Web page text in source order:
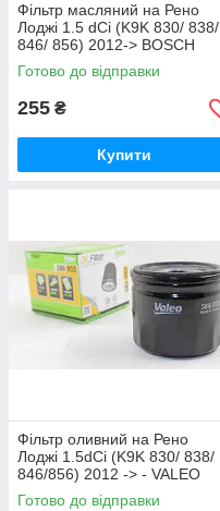
Фільтр масляний на Рено
Лоджі 1.5 dCi (K9K 830/ 838/
846/ 856) 2012-> BOSCH
(Німеччина) F026407022
Готово до відправки
255 ₴
Купити
Фільтр оливний на Рено
Лоджі 1.5dCi (K9K 830/ 838/
846/856) 2012 -> - VALEO
(Франція) 586003
Готово до відправки